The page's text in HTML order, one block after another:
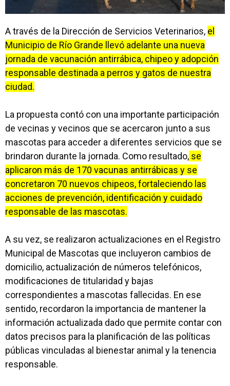
A través de la Dirección de Servicios Veterinarios, el
Municipio de Río Grande llevó adelante una nueva
jornada de vacunación antirrábica, chipeo y adopción
responsable destinada a perros y gatos de nuestra
ciudad.
La propuesta contó con una importante participación
de vecinas y vecinos que se acercaron junto a sus
mascotas para acceder a diferentes servicios que se
brindaron durante la jornada. Como resultado, se
aplicaron más de 170 vacunas antirrábicas y se
concretaron 70 nuevos chipeos, fortaleciendo las
acciones de prevención, identificación y cuidado
responsable de las mascotas.
A su vez, se realizaron actualizaciones en el Registro
Municipal de Mascotas que incluyeron cambios de
domicilio, actualización de números telefónicos,
modificaciones de titularidad y bajas
correspondientes a mascotas fallecidas. En ese
sentido, recordaron la importancia de mantener la
información actualizada dado que permite contar con
datos precisos para la planificación de las políticas
públicas vinculadas al bienestar animal y la tenencia
responsable.